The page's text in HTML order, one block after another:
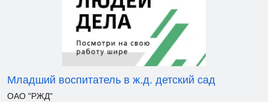
Младший воспитатель в ж.д. детский сад
ОАО "РЖД"